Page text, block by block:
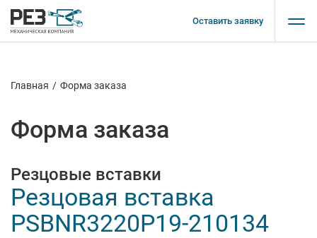
Оставить заявку
Главная / Форма заказа
Форма заказа
Резцовые вставки
Резцовая вставка
PSBNR3220P19-210134